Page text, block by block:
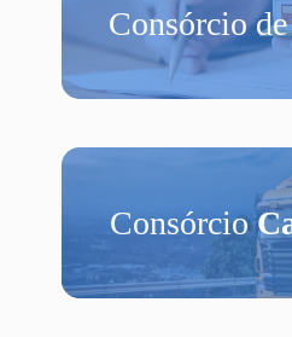
Consórcio
Consórcio